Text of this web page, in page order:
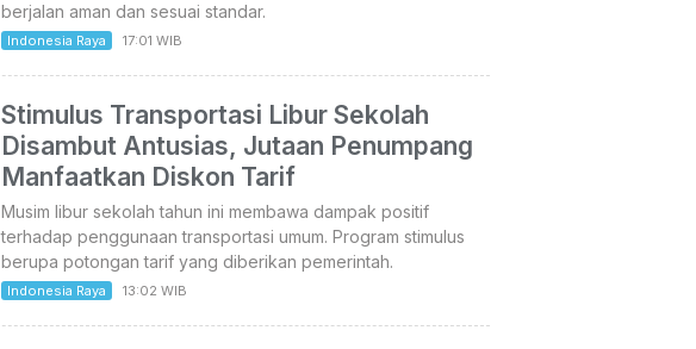
berjalan aman dan sesuai standar.
Indonesia Raya 17:01 WIB
Stimulus Transportasi Libur Sekolah
Disambut Antusias, Jutaan Penumpang
Manfaatkan Diskon Tarif
Musim libur sekolah tahun ini membawa dampak positif
terhadap penggunaan transportasi umum. Program stimulus
berupa potongan tarif yang diberikan pemerintah.
Indonesia Raya 13:02 WIB